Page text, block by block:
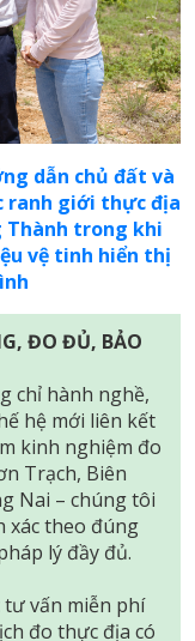
dẫn chủ đất và
ranh giới thực địa
trong khi
vệ tinh hiển thị
ĐO ĐỦ, BẢO
chỉ hành nghề,
hệ mới liên kết
kinh nghiệm đo
Trạch, Biên
Nai – chúng tôi
xác theo đúng
lý đầy đủ.
tư vấn miễn phí
đo thực địa có